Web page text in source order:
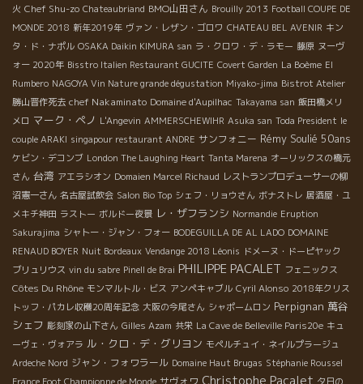
火 Chef Shu-zo Chateaubriand BMO山田さん Brouilly 2013 Football COUPE DE
MONDE 2018 新年2019年 ヴァン・レザン・ゴロワ CHATEAU BEL AVENIR キン
タ・ド・ナポル OSAKA Daikin KIMURA san ラ・クロワ・デ・ラモー 藤原 ヌーヴ
ォー 2020年 Bisstro Italien Restaurant GUCITE Covert Garden La Boème El
Rumbero NAGOYA Vin Nature grande dégustation Miyako-jima Bistrot Atelier
勝山晋作死去 chef Nakaminato Domaine d'Aupilhac Takayama san 飯田橋メリ
メロ マーク・ペノ L'Angevin AMMERSCHEWIHR Asuka san Toda President le
couple ARAKI singapour restaurant ANDRE サンフォニー Rémy Soulié 50ans
ケビン・デコンブ London The Laughing Heart Tanta Marena オーリックスの橋元
さん 台湾 アエラシオン Domaien Marcel Richaud レストランプロデューサーの柳
沼憲一さん 名古屋試飲会 Salon Bio Top シェフ・リョウさん ボナストレ 居酒屋・ユ
メキチ神田 ラストー ボルドー夜景 レ・ザフランシ Normandie Eruption
Sakurajima シャトー・ジャン・フォー BODEGUILLA DE AL LADO DOMAINE
RENAUD BOYER Nuit Bordeaux Vendange 2018 Léonis ドメーヌ・ドーピヤック
ブリュリウス vin du sabre Pinell de Brai PHILIPPE PACALET フェニックス
Côtes Du Rhône モンマルトル・ビス アンペキャブル Cyril Alonso 2018年クリス
トッフ・パカレ収穫20周年記念 大阪の今尾さん シャポームロン Perpignan 萬谷
シェフ 彫刻家の山下さん Gilles Azam 共栄 La Cave de Belleville Paris20e キュ
ーヴェ・ヴォアラ ル・クロ・デ・グリヨン モペルチュイ・ネイルプラージュ
Ardeche Nord ジャン・フォワラール Domaine Haut Brugas Stéphanie Roussel
France Foot Championne de Monde サヴォワ Christophe Pacalet 夕日の